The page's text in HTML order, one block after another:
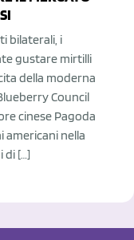
bilaterali, i
gustare mirtilli
della moderna
Council
cinese Pagoda
americani nella
di […]